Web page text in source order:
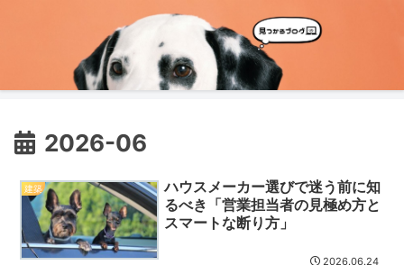
2026-06
建築
ハウスメーカー選びで迷う前に知
るべき「営業担当者の見極め方と
スマートな断り方」
2026.06.24